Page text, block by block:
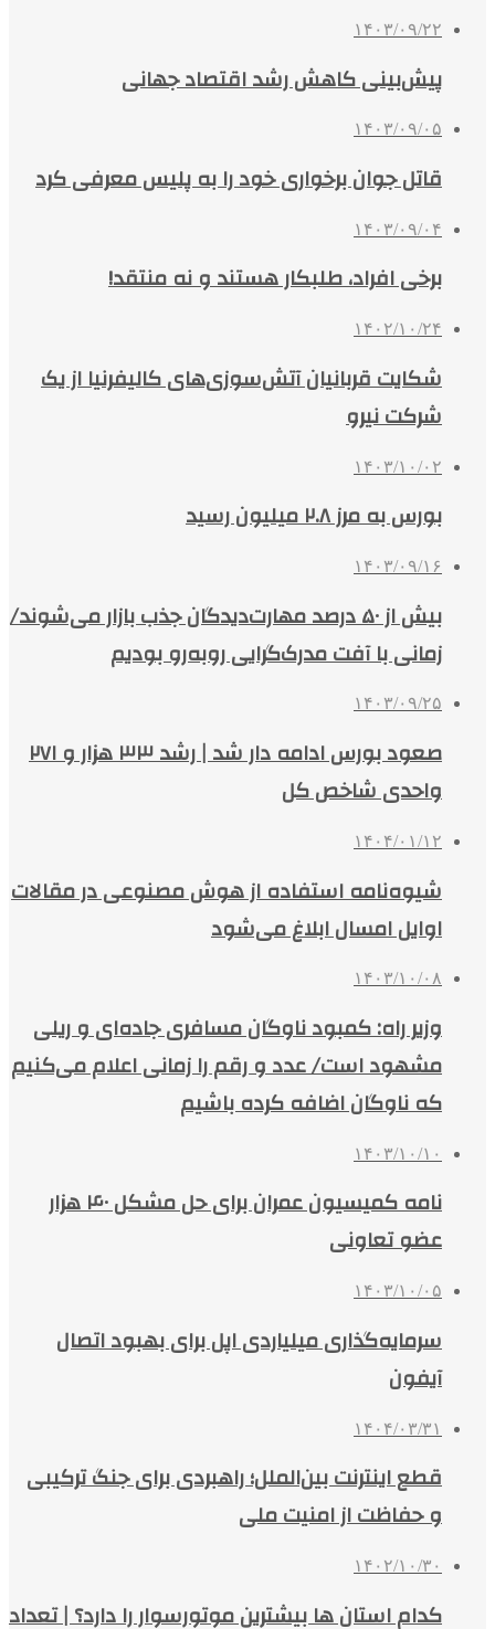
۱۴۰۳/۰۹/۲۲
پیش‌بینی کاهش رشد اقتصاد جهانی
۱۴۰۳/۰۹/۰۵
قاتل جوان برخواری خود را به پلیس معرفی کرد
۱۴۰۳/۰۹/۰۴
برخی افراد، طلبکار هستند و نه منتقد!
۱۴۰۲/۱۰/۲۴
شکایت قربانیان آتش‌سوزی‌های کالیفرنیا از یک
شرکت نیرو
۱۴۰۳/۱۰/۰۲
بورس به مرز ۲.۸ میلیون رسید
۱۴۰۳/۰۹/۱۶
بیش از ۵۰ درصد مهارت‌دیدگان جذب بازار می‌شوند/
زمانی با آفت مدرک‌گرایی روبه‌رو بودیم
۱۴۰۳/۰۹/۲۵
صعود بورس ادامه دار شد | رشد ۳۳ هزار و ۲۷۱
واحدی شاخص کل
۱۴۰۴/۰۱/۱۲
شیوه‌نامه استفاده از هوش مصنوعی در مقالات
اوایل امسال ابلاغ می‌شود
۱۴۰۳/۱۰/۰۸
وزیر راه: کمبود ناوگان مسافری جاده‌ای و ریلی
مشهود است/ عدد و رقم را زمانی اعلام می‌کنیم
که ناوگان اضافه کرده باشیم
۱۴۰۳/۱۰/۱۰
نامه کمیسیون عمران برای حل مشکل ۴۰ هزار
عضو تعاونی
۱۴۰۳/۱۰/۰۵
سرمایه‌گذاری میلیاردی اپل برای بهبود اتصال
آیفون
۱۴۰۴/۰۳/۳۱
قطع اینترنت بین‌الملل؛ راهبردی برای جنگ ترکیبی
و حفاظت از امنیت ملی
۱۴۰۲/۱۰/۳۰
کدام استان‌ ها بیشترین موتورسوار را دارد؟ | تعداد